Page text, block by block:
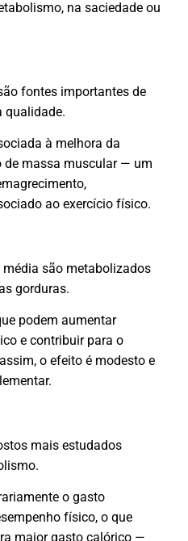
na saciedade ou
fontes importantes de
qualidade.
à melhora da
de massa muscular — um
ao exercício físico.
são metabolizados
gorduras.
podem aumentar
e contribuir para o
o efeito é modesto e
mais estudados
o gasto
físico, o que
maior gasto calórico —